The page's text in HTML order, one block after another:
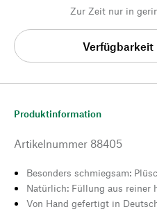
Zur Zeit nur in
Verfügbarkeit
Produktinformation
Artikelnummer 88405
Besonders schmiegsam:
Natürlich: Füllung aus reiner
Von Hand gefertigt in